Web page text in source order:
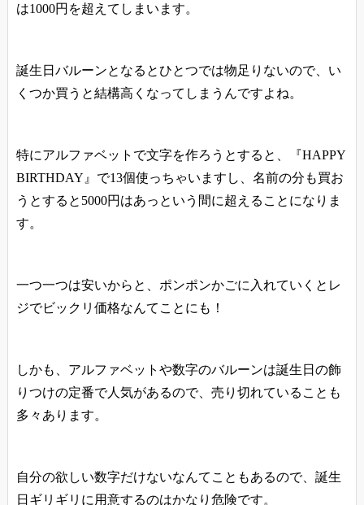
は1000円を超えてしまいます。
誕生日バルーンとなるとひとつでは物足りないので、い
くつか買うと結構高くなってしまうんですよね。
特にアルファベットで文字を作ろうとすると、『HAPPY
BIRTHDAY』で13個使っちゃいますし、名前の分も買お
うとすると5000円はあっという間に超えることになりま
す。
一つ一つは安いからと、ポンポンかごに入れていくとレ
ジでビックリ価格なんてことにも！
しかも、アルファベットや数字のバルーンは誕生日の飾
りつけの定番で人気があるので、売り切れていることも
多々あります。
自分の欲しい数字だけないなんてこともあるので、誕生
日ギリギリに用意するのはかなり危険です。